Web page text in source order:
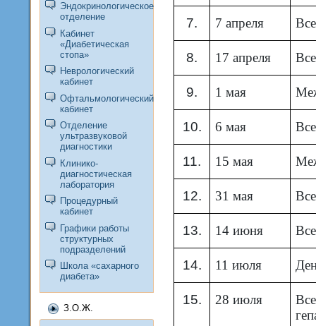
Эндокринологическое
отделение
Кабинет
«Диабетическая
стопа»
Неврологический
кабинет
Офтальмологический
кабинет
Отделение
ультразвуковой
диагностики
Клинико-
диагностическая
лаборатория
Процедурный
кабинет
Графики работы
структурных
подразделений
Школа «сахарного
диабета»
З.О.Ж.
7. 7 апреля
8. 17 апреля
9. 1 мая
10. 6 мая
11. 15 мая
12. 31 мая
13. 14 июня
14. 11 июля
15. 28 июля